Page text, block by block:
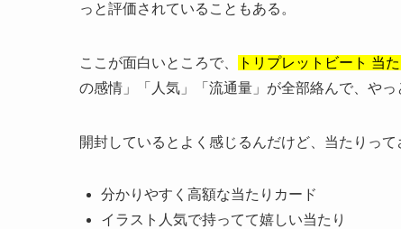
っと評価されていることもある。
ここが面白いところで、 トリプレットビート 当
の感情」「人気」「流通量」が全部絡んで、やっ
開封しているとよく感じるんだけど、当たりっ
分かりやすく高額な当たりカード
イラスト人気で持ってて嬉しい当たり